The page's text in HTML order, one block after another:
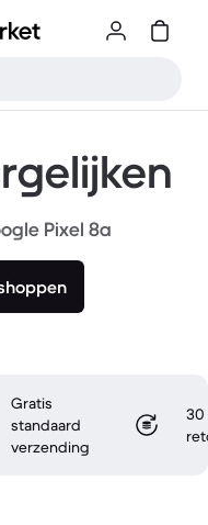
Pixel 8a
Gratis
standaard
verzending
30